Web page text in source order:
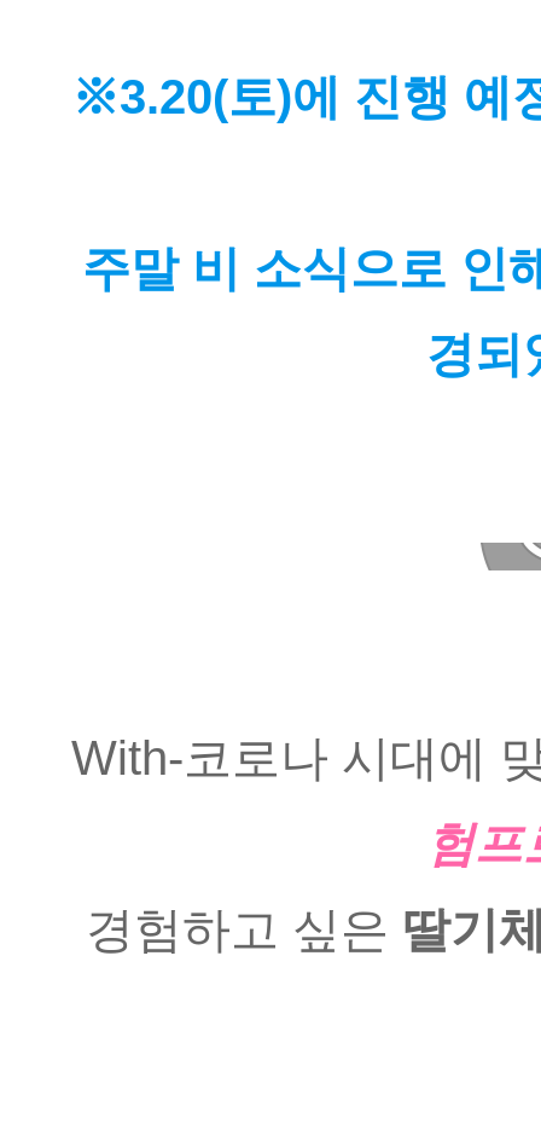
※3.20(토)에 진행 예
주말 비 소식으로 인
경되
With-코로나 시대에
험프
경험하고 싶은 딸기